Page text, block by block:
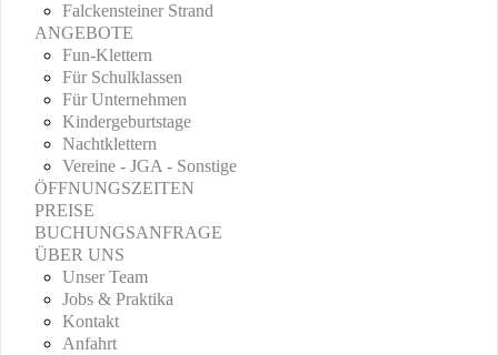
Falckensteiner Strand
ANGEBOTE
Fun-Klettern
Für Schulklassen
Für Unternehmen
Kindergeburtstage
Nachtklettern
Vereine - JGA - Sonstige
ÖFFNUNGSZEITEN
PREISE
BUCHUNGSANFRAGE
ÜBER UNS
Unser Team
Jobs & Praktika
Kontakt
Anfahrt